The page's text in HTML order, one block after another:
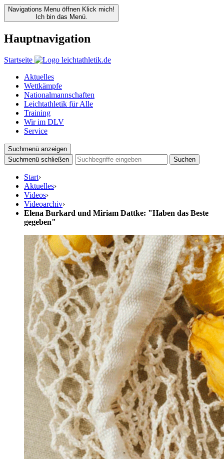
Navigations Menu öffnen Klick mich!
Ich bin das Menü.
Hauptnavigation
Startseite
Aktuelles
Wettkämpfe
Nationalmannschaften
Leichtathletik für Alle
Training
Wir im DLV
Service
Suchmenü anzeigen
Suchmenü schließen
Suchen
Start›
Aktuelles›
Videos›
Videoarchiv›
Elena Burkard und Miriam Dattke: "Haben das Beste
gegeben"